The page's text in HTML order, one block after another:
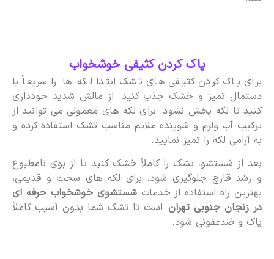
پاک کردن کثیفی خوشخواب
برای پاک کردن کثیفی های تشک ابتدا لکه ها را سریعاً با
دستمال تمیز و خشک جذب کنید. از مالش شدید خودداری
کنید تا لکه پخش نشود. برای لکه های معمولی می توانید از
ترکیب آب ولرم و شوینده ملایم مناسب تشک استفاده کرده و
به آرامی لکه را تمیز نمایید.
بعد از شستشو، تشک را کاملاً خشک کنید تا از بوی نامطبوع
و رشد قارچ جلوگیری شود. برای لکه های سخت و قدیمی،
بهترین راه استفاده از خدمات شستشوی خوشخواب حرفه ای
در زنجان جنوبی تهران است تا تشک شما بدون آسیب کاملاً
پاک و ضدعفونی شود.